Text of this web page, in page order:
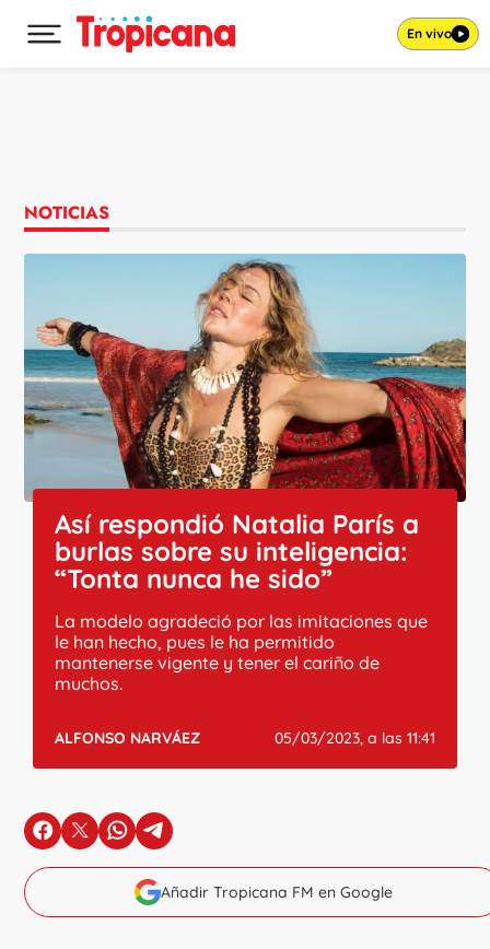
Desplegar menú principal En vivo
NOTICIAS
Así respondió Natalia París a
burlas sobre su inteligencia:
“Tonta nunca he sido”
La modelo agradeció por las imitaciones que
le han hecho, pues le ha permitido
mantenerse vigente y tener el cariño de
muchos.
ALFONSO NARVÁEZ 05/03/2023, a las 11:41
en Facebook
en Xen Whatsapp
en Telegram
Añadir Tropicana FM en Google